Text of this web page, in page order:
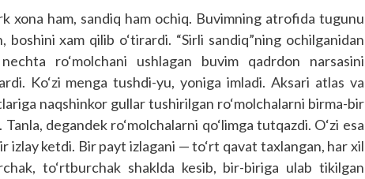
xona ham, sandiq ham ochiq. Buvimning atrofida tugunu
boshini xam qilib o‘tirardi. “Sirli sandiq”ning ochilganidan
ro‘molchani ushlagan buvim qadrdon narsasini
Ko‘zi menga tushdi-yu, yoniga imladi. Aksari atlas va
naqshinkor gullar tushirilgan ro‘molchalarni birma-bir
degandek ro‘molchalarni qo‘limga tutqazdi. O‘zi esa
izlay ketdi. Bir payt izlagani — to‘rt qavat taxlangan, har xil
to‘rtburchak shaklda kesib, bir-biriga ulab tikilgan